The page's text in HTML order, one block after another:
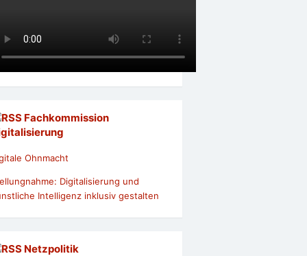
Fachkommission
Ohnmacht
Digitalisierung und
Intelligenz inklusiv gestalten
Netzpolitik